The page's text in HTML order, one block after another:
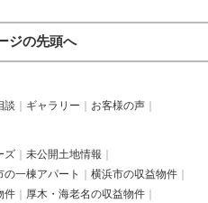
ジの先頭へ
談 ギャラリー
お客様の声
ズ
未公開土地情報
の一棟アパート
横浜市の収益物件
件
厚木・海老名の収益物件